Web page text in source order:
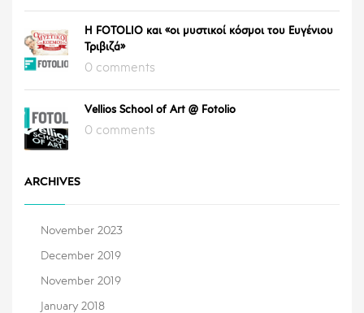
Η FOTOLIO και «οι μυστικοί κόσμοι του Ευγένιου
Τριβιζά»
0 comments
Vellios School of Art @ Fotolio
0 comments
ARCHIVES
November 2023
December 2019
November 2019
January 2018